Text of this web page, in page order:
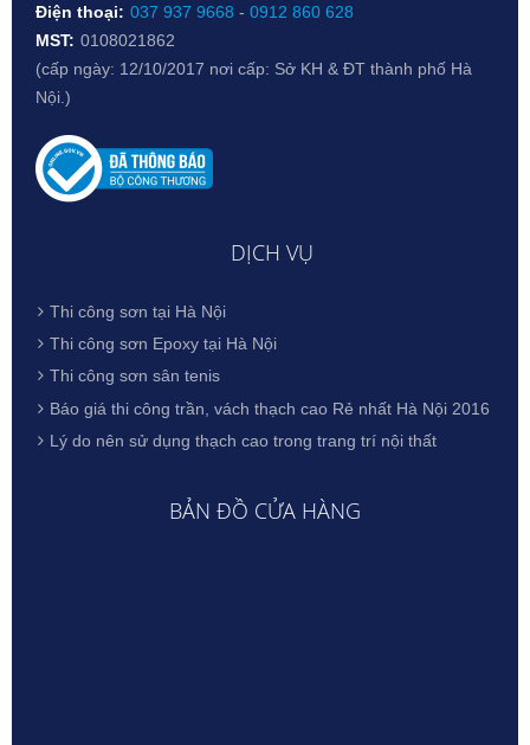
Điện thoại: 037 937 9668 - 0912 860 628
MST: 0108021862
(cấp ngày: 12/10/2017 nơi cấp: Sở KH & ĐT thành phố Hà
Nội.)
DỊCH VỤ
Thi công sơn tại Hà Nội
Thi công sơn Epoxy tại Hà Nội
Thi công sơn sân tenis
Báo giá thi công trần, vách thạch cao Rẻ nhất Hà Nội 2016
Lý do nên sử dụng thạch cao trong trang trí nội thất
BẢN ĐỒ CỬA HÀNG